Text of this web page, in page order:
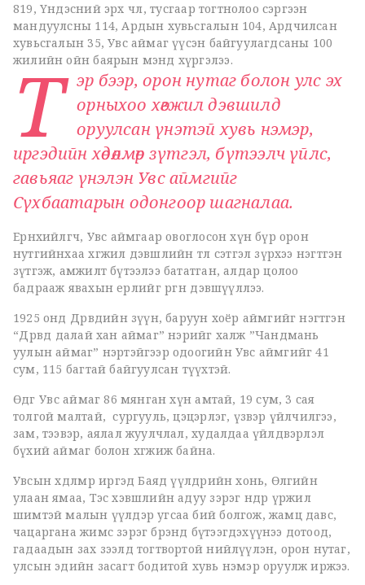
819, Үндэсний эрх чөлөө, тусгаар тогтнолоо сэргээн
мандуулсны 114, Ардын хувьсгалын 104, Ардчилсан
хувьсгалын 35, Увс аймаг үүсэн байгуулагдсаны 100
жилийн ойн баярын мэнд хүргэлээ.
Т эр бээр,орон нутаг болон улс эх
орныхоо хөгжил дэвшилд
оруулсан үнэтэй хувь нэмэр,
иргэдийн хөдөлмөр зүтгэл, бүтээлч үйлс,
гавьяаг үнэлэн Увс аймгийг
Сүхбаатарын одонгоор шагналаа.
Ерөнхийлөгч, Увс аймгаар овоглосон хүн бүр орон
нутгийнхаа хөгжил дэвшлийн төлөө сэтгэл зүрхээ нэгтгэн
зүтгэж, амжилт бүтээлээ бататган, алдар цолоо
бадрааж явахын ерөөлийг өргөн дэвшүүллээ.
1925 онд Дөрвөдийн зүүн, баруун хоёр аймгийг нэгтгэн
“Дөрвөд далай хан аймаг” нэрийг халж ”Чандмань
уулын аймаг” нэртэйгээр одоогийн Увс аймгийг 41
сум, 115 багтай байгуулсан түүхтэй.
Өдгөө Увс аймаг 86 мянган хүн амтай, 19 сум, 3 сая
толгой малтай, сургууль, цэцэрлэг, үзвэр үйлчилгээ,
зам, тээвэр, аялал жуулчлал, худалдаа үйлдвэрлэл
бүхий аймаг болон хөгжиж байна.
Увсын хөдөлмөр иргэд Баяд үүлдрийн хонь, Өлгийн
улаан ямаа, Тэс хэвшлийн адуу зэрэг өндөр үржил
шимтэй малын үүлдэр угсаа бий болгож, жамц давс,
чацаргана жимс зэрэг брэнд бүтээгдэхүүнээ дотоод,
гадаадын зах зээлд тогтвортой нийлүүлэн, орон нутаг,
улсын эдийн засагт бодитой хувь нэмэр оруулж иржээ.